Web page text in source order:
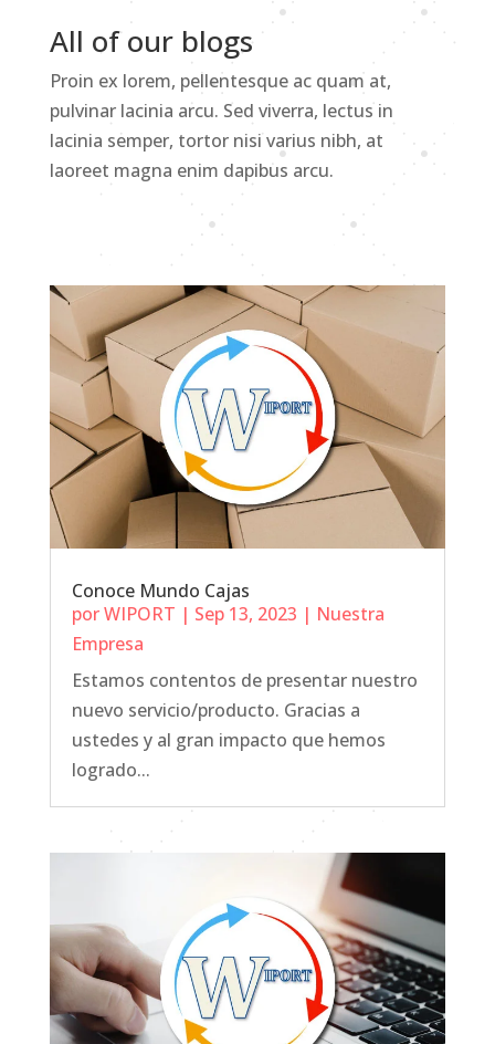
All of our blogs
Proin ex lorem, pellentesque ac quam at,
pulvinar lacinia arcu. Sed viverra, lectus in
lacinia semper, tortor nisi varius nibh, at
laoreet magna enim dapibus arcu.
Conoce Mundo Cajas
porWIPORT | Sep 13, 2023 | Nuestra
Empresa
Estamos contentos de presentar nuestro
nuevo servicio/producto. Gracias a
ustedes y al gran impacto que hemos
logrado...